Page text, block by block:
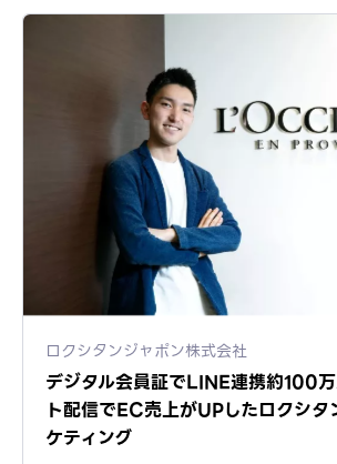
ロクシタンジャポン株式会社
デジタル会員証でLINE連携約100
ト配信でEC売上がUPしたロクシ
ケティング